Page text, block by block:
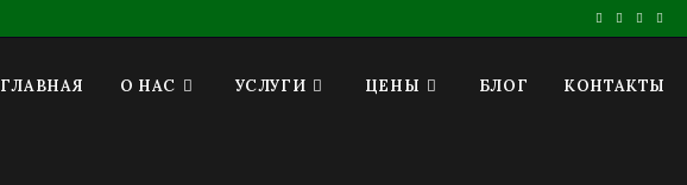
ГЛАВНАЯ О НАС УСЛУГИ ЦЕНЫ БЛОГ КОНТАКТЫ